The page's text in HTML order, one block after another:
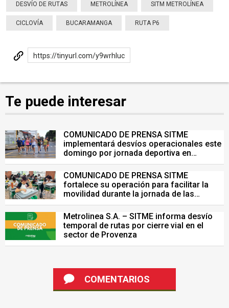
DESVÍO DE RUTAS METROLÍNEA SITM METROLÍNEA
CICLOVÍA BUCARAMANGA RUTA P6
https://tinyurl.com/y9wrhluc
Te puede interesar
COMUNICADO DE PRENSA SITME
implementará desvíos operacionales este
domingo por jornada deportiva en
Bucaramanga
COMUNICADO DE PRENSA SITME
fortalece su operación para facilitar la
movilidad durante la jornada de las
Pruebas Saber del 26 de julio
Metrolinea S.A. – SITME informa desvío
temporal de rutas por cierre vial en el
sector de Provenza
COMENTARIOS